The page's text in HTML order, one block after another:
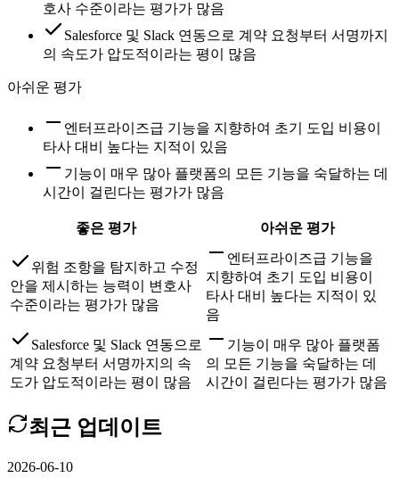
호사 수준이라는 평가가 많음
Salesforce 및 Slack 연동으로 계약 요청부터 서명까지
의 속도가 압도적이라는 평이 많음
아쉬운 평가
엔터프라이즈급 기능을 지향하여 초기 도입 비용이
타사 대비 높다는 지적이 있음
기능이 매우 많아 플랫폼의 모든 기능을 숙달하는 데
시간이 걸린다는 평가가 많음
좋은 평가 아쉬운 평가
위험 조항을 탐지하고 수정
안을 제시하는 능력이 변호사
수준이라는 평가가 많음
엔터프라이즈급 기능을
지향하여 초기 도입 비용이
타사 대비 높다는 지적이 있
음
Salesforce 및 Slack 연동으로
계약 요청부터 서명까지의 속
도가 압도적이라는 평이 많음
기능이 매우 많아 플랫폼
의 모든 기능을 숙달하는 데
시간이 걸린다는 평가가 많음
최근 업데이트
2026-06-10